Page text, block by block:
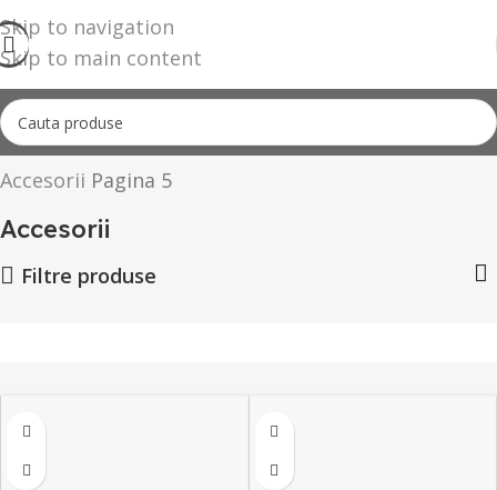
Skip to navigation
Skip to main content
Accesorii Pagina 5
Accesorii
Filtre produse